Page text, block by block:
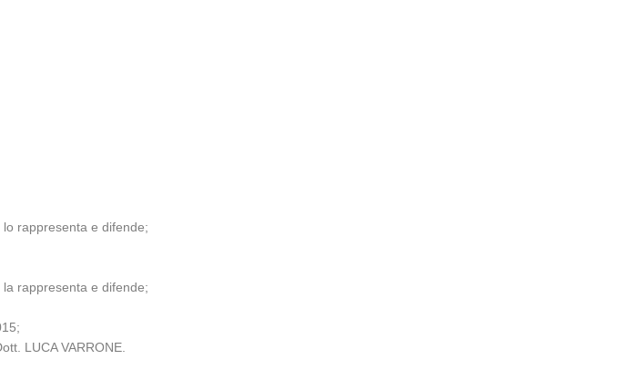
lo rappresenta e difende;
la rappresenta e difende;
LUCA VARRONE.